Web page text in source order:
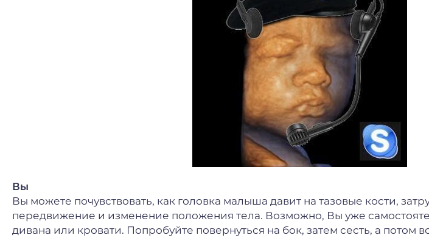
Вы
Вы можете почувствовать, как головка малыша давит на тазовые кости,
передвижение и изменение положения тела. Возможно, Вы уже
дивана или кровати. Попробуйте повернуться на бок, затем сесть, а потом